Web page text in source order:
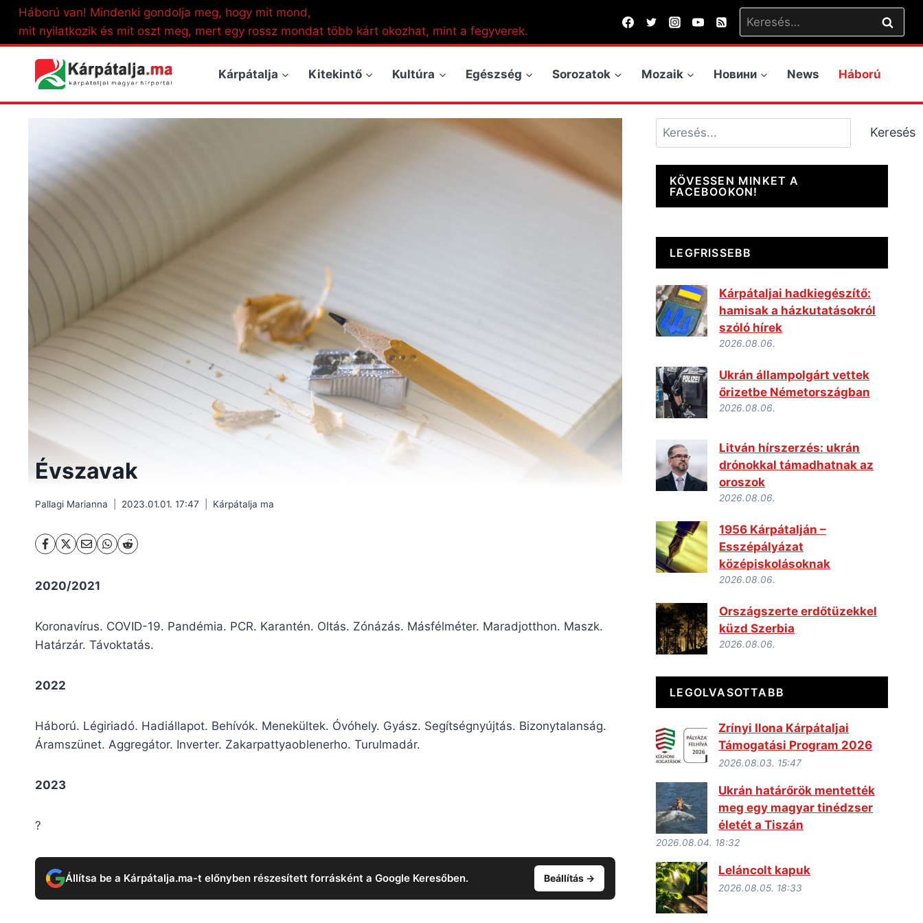
Skip
content
Háború van! Mindenki gondolja meg, hogy mit mond,
mit nyilatkozik és mit oszt meg, mert egy rossz mondat több kárt okozhat, mint a fegyverek.
Keresés:
Kárpátalja Kitekintő Kultúra Egészség Sorozatok Mozaik Новини News Háború
Évszavak
Pallagi Marianna 2023.01.01. 17:47 Kárpátalja ma
2020/2021
Koronavírus. COVID-19. Pandémia. PCR. Karantén. Oltás. Zónázás. Másfélméter. Maradjotthon. Maszk.
Határzár. Távoktatás.
2022
Háború. Légiriadó. Hadiállapot. Behívók. Menekültek. Óvóhely. Gyász. Segítségnyújtás. Bizonytalanság.
Áramszünet. Aggregátor. Inverter. Zakarpattyaoblenerho. Turulmadár.
2023
?
Állítsa be a Kárpátalja.ma-t előnyben részesített forrásként a Google Keresőben. Beállítás →
Keresés Keresés
KÖVESSEN MINKET A
FACEBOOKON!
LEGFRISSEBB
Kárpátaljai hadkiegészítő:
hamisak a házkutatásokról
szóló hírek
2026.08.06.
Ukrán állampolgárt vettek
őrizetbe Németországban
2026.08.06.
Litván hírszerzés: ukrán
drónokkal támadhatnak az
oroszok
2026.08.06.
1956 Kárpátalján –
Esszépályázat
középiskolásoknak
2026.08.06.
Országszerte erdőtüzekkel
küzd Szerbia
2026.08.06.
LEGOLVASOTTABB
Zrínyi Ilona Kárpátaljai
Támogatási Program 2026
2026.08.03. 15:47
Ukrán határőrök mentették
meg egy magyar tinédzser
életét a Tiszán
2026.08.04. 18:32
Leláncolt kapuk
2026.08.05. 18:33